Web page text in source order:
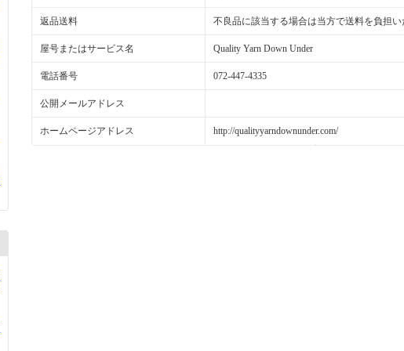
返品送料 不良品に該当する場合は当方で送料を負担い
屋号またはサービス名 Quality Yarn Down Under
電話番号 072-447-4335
公開メールアドレス
ホームページアドレス http://qualityyarndownunder.com/